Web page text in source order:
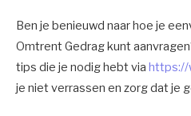
Ben je benieuwd naar hoe je
Omtrent Gedrag kunt
tips die je nodig hebt via https://
je niet verrassen en zorg dat je